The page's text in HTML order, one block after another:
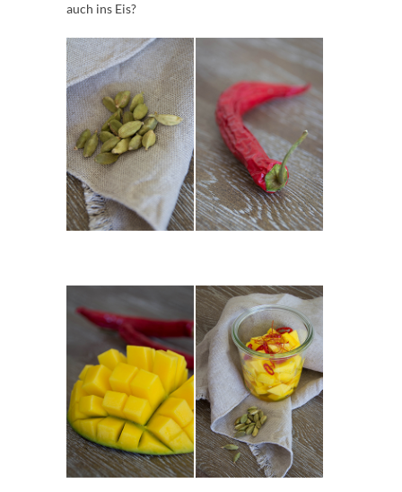
auch ins Eis?